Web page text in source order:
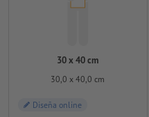
30 x 40 cm
30,0 x 40,0 cm
Diseña online